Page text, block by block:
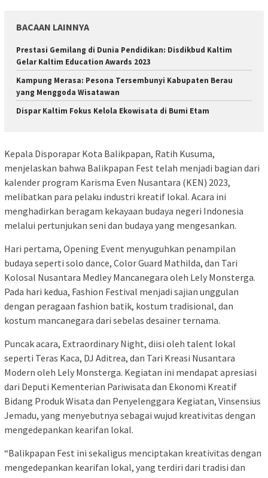
BACAAN LAINNYA
Prestasi Gemilang di Dunia Pendidikan: Disdikbud Kaltim
Gelar Kaltim Education Awards 2023
Kampung Merasa: Pesona Tersembunyi Kabupaten Berau
yang Menggoda Wisatawan
Dispar Kaltim Fokus Kelola Ekowisata di Bumi Etam
Kepala Disporapar Kota Balikpapan, Ratih Kusuma,
menjelaskan bahwa Balikpapan Fest telah menjadi bagian dari
kalender program Karisma Even Nusantara (KEN) 2023,
melibatkan para pelaku industri kreatif lokal. Acara ini
menghadirkan beragam kekayaan budaya negeri Indonesia
melalui pertunjukan seni dan budaya yang mengesankan.
Hari pertama, Opening Event menyuguhkan penampilan
budaya seperti solo dance, Color Guard Mathilda, dan Tari
Kolosal Nusantara Medley Mancanegara oleh Lely Monsterga.
Pada hari kedua, Fashion Festival menjadi sajian unggulan
dengan peragaan fashion batik, kostum tradisional, dan
kostum mancanegara dari sebelas desainer ternama.
Puncak acara, Extraordinary Night, diisi oleh talent lokal
seperti Teras Kaca, DJ Aditrea, dan Tari Kreasi Nusantara
Modern oleh Lely Monsterga. Kegiatan ini mendapat apresiasi
dari Deputi Kementerian Pariwisata dan Ekonomi Kreatif
Bidang Produk Wisata dan Penyelenggara Kegiatan, Vinsensius
Jemadu, yang menyebutnya sebagai wujud kreativitas dengan
mengedepankan kearifan lokal.
“Balikpapan Fest ini sekaligus menciptakan kreativitas dengan
mengedepankan kearifan lokal, yang terdiri dari tradisi dan